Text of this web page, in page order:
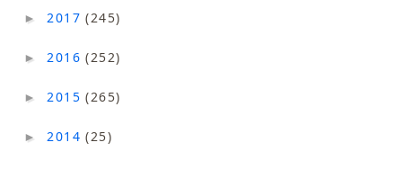
► 2017(245)
► 2016(252)
► 2015(265)
► 2014(25)